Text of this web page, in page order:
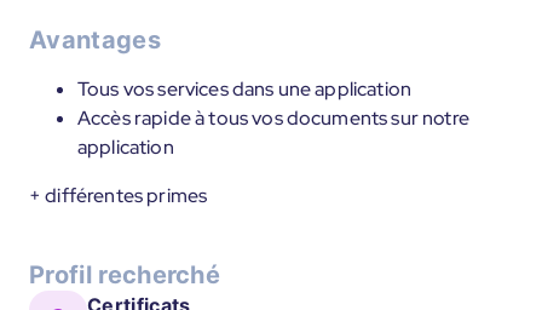
Avantages
Tous vos services dans une application
Accès rapide à tous vos documents sur notre
application
+ différentes primes
Profil recherché
Certificats